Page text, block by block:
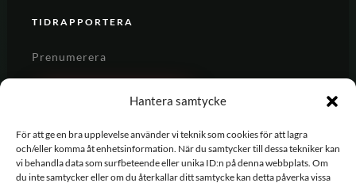
Hantera samtycke
För att ge en bra upplevelse använder vi teknik som cookies för att lagra
och/eller komma åt enhetsinformation. När du samtycker till dessa tekniker kan
vi behandla data som surfbeteende eller unika ID:n på denna webbplats. Om
du inte samtycker eller om du återkallar ditt samtycke kan detta påverka vissa
TIDRAPPORTERA
Prenumerera
REGISTRERA DIG